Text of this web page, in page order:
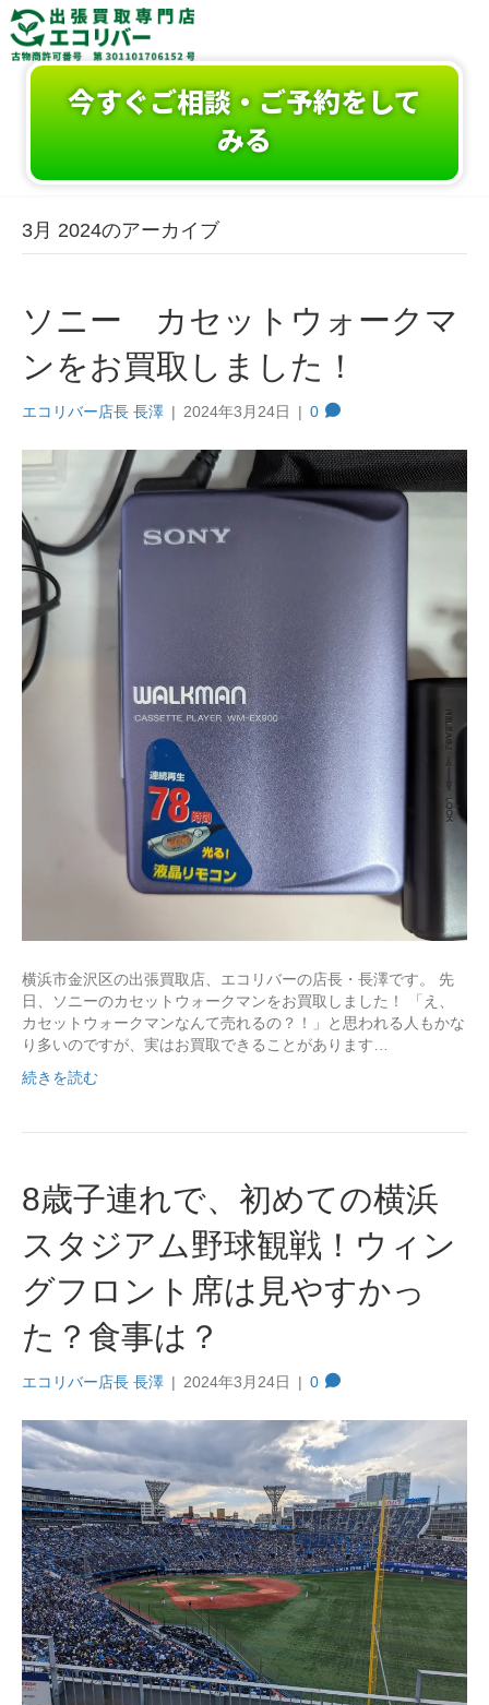
今すぐご相談・ご予約をして
みる
3月 2024のアーカイブ
ソニー カセットウォークマ
ンをお買取しました！
エコリバー店長 長澤 | 2024年3月24日 | 0
横浜市金沢区の出張買取店、エコリバーの店長・長澤です。 先
日、ソニーのカセットウォークマンをお買取しました！ 「え、
カセットウォークマンなんて売れるの？！」と思われる人もかな
り多いのですが、実はお買取できることがあります…
続きを読む
8歳子連れで、初めての横浜
スタジアム野球観戦！ウィン
グフロント席は見やすかっ
た？食事は？
エコリバー店長 長澤 | 2024年3月24日 | 0